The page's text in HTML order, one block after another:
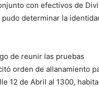
con efectivos de
determinar la
de reunir las pruebas
orden de allanamiento
12 de Abril al 1300,